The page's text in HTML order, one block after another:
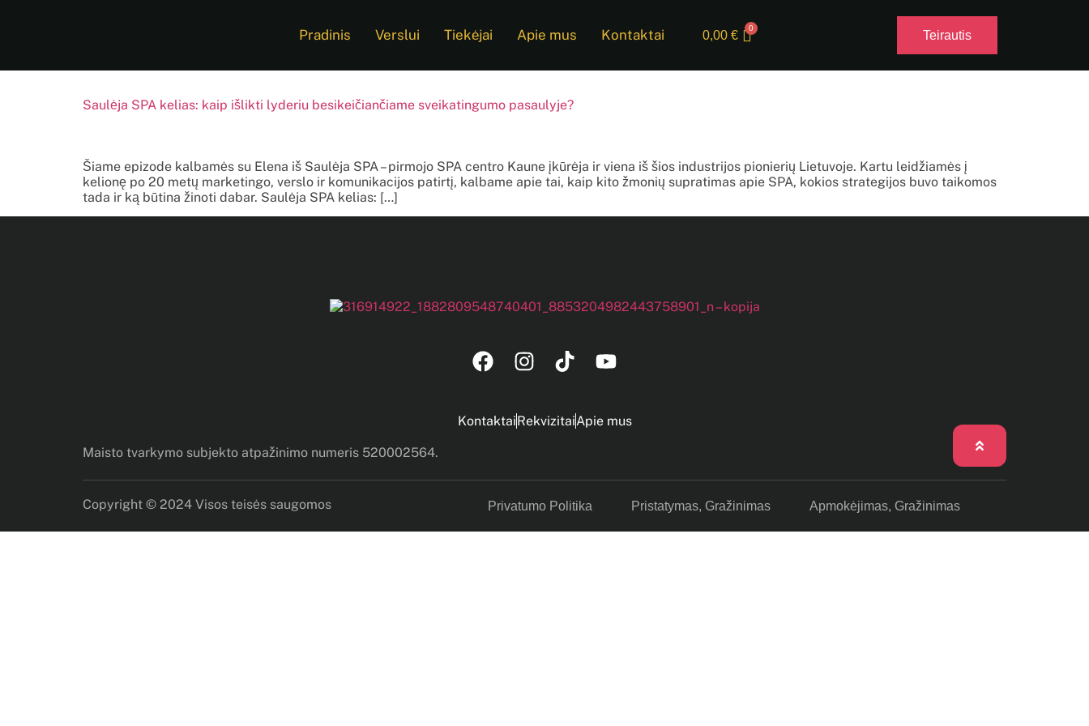
Pradinis Verslui Tiekėjai Apie mus Kontaktai 0,00 € Teirautis
Saulėja SPA kelias: kaip išlikti lyderiu besikeičiančiame sveikatingumo pasaulyje?
Šiame epizode kalbamės su Elena iš Saulėja SPA – pirmojo SPA centro Kaune įkūrėja ir viena iš šios industrijos pionierių Lietuvoje. Kartu leidžiamės į
kelionę po 20 metų marketingo, verslo ir komunikacijos patirtį, kalbame apie tai, kaip kito žmonių supratimas apie SPA, kokios strategijos buvo taikomos
tada ir ką būtina žinoti dabar. Saulėja SPA kelias: […]
KontaktaiRekvizitaiApie mus
Maisto tvarkymo subjekto atpažinimo numeris 520002564.
Copyright © 2024 Visos teisės saugomos Privatumo Politika Pristatymas, Gražinimas Apmokėjimas, Gražinimas